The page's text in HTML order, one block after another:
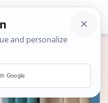
Google